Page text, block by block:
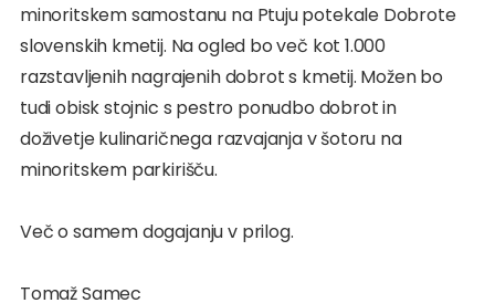
minoritskem samostanu na Ptuju potekale Dobrote
slovenskih kmetij. Na ogled bo več kot 1.000
razstavljenih nagrajenih dobrot s kmetij. Možen bo
tudi obisk stojnic s pestro ponudbo dobrot in
doživetje kulinaričnega razvajanja v šotoru na
minoritskem parkirišču.
Več o samem dogajanju v prilog.
Tomaž Samec